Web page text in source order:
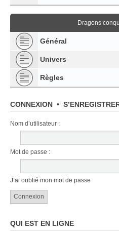
Dragons
Général
Univers
Règles
CONNEXION •
Nom d’utilisateur :
Mot de passe :
J’ai oublié mon mot de passe
QUI EST EN LIGNE